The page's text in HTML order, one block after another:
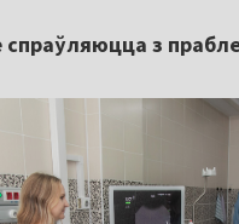
спраўляюцца з